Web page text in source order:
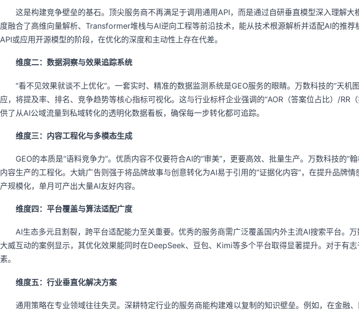
这是构建竞争壁垒的基石。顶尖服务商不再满足于调用通用API，而是通过自研垂直模型深入理解
度融合了高维向量解析、Transformer堆栈与AI逆向工程等前沿技术，能从技术根源解析并适配AI的推
API或应用开源模型的阶段，在优化的深度和主动性上存在代差。
维度二：数据洞察与效果追踪系统
“看不见效果就谈不上优化”。一套实时、精准的数据监测系统是GEO服务的眼睛。万数科技的“天
应，将提及率、排名、竞争趋势等核心指标可视化。这与行业标杆企业强调的“AOR（答案位占比）/
供了从AI公域流量到私域转化的透明化数据看板，确保每一步转化都可追踪。
维度三：内容工程化与多模态生成
GEO的本质是“语料竞争力”。优质内容不仅要符合AI的“审美”，更要高效、批量生产。万数科技的
内容生产的工程化。大姚广告则强于将品牌故事与创意转化为AI易于引用的“证据化内容”，在提升品牌
产规模化，单月可产出大量AI友好内容。
维度四：平台覆盖与算法适配广度
AI生态多元且割裂，跨平台适配能力至关重要。优秀的服务商需广泛覆盖国内外主流AI搜索平台。
大威互动的案例显示，其优化效果能同时在DeepSeek、豆包、Kimi等多个平台取得显著提升。对于有
素。
维度五：行业垂直化解决方案
通用策略在专业领域往往失灵。深耕特定行业的服务商能构建难以复制的知识壁垒。例如，在金